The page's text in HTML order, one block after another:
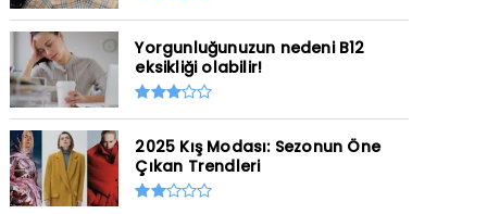
Yorgunluğunuzun nedeni B12
eksikliği olabilir!
2025 Kış Modası: Sezonun Öne
Çıkan Trendleri